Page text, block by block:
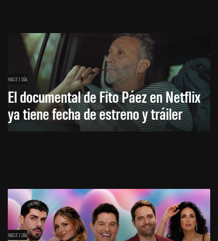
HACE 1 DÍA
El documental de Fito Páez en Netflix
ya tiene fecha de estreno y tráiler
HACE 1 DÍA